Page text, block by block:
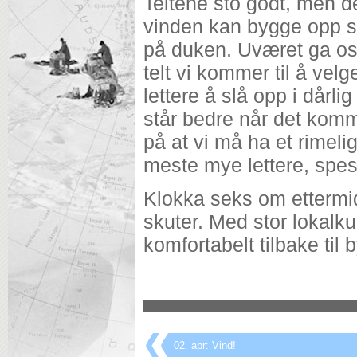
vinden kan bygge opp
på duken. Uværet ga
telt vi kommer til å
lettere å slå opp i
står bedre når det
på at vi må ha et
meste mye lettere,
Klokka seks om
skuter. Med stor
komfortabelt tilbake til
02. apr: Vind!